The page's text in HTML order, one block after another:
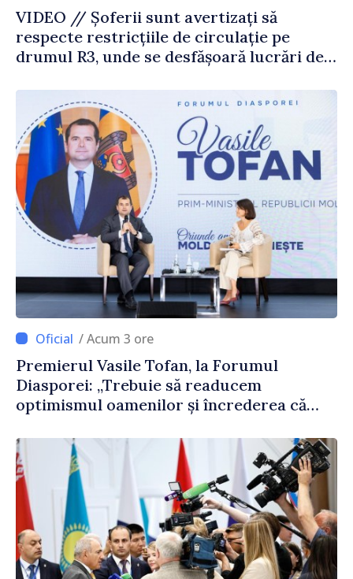
VIDEO // Șoferii sunt avertizați să
respecte restricțiile de circulație pe
drumul R3, unde se desfășoară lucrări de
/ Acum 3 ore
Premierul Vasile Tofan, la Forumul
Diasporei: „Trebuie să readucem
optimismul oamenilor și încrederea că
corectă”